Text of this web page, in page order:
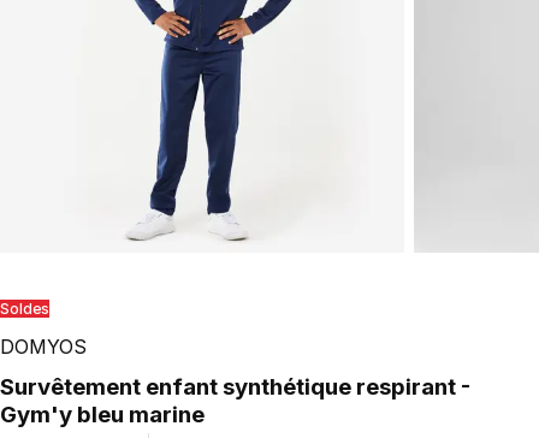
Soldes
DOMYOS
Survêtement enfant synthétique respirant -
Gym'y bleu marine